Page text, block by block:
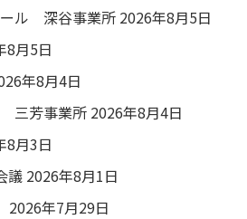
ル 深谷事業所 2026年8月5日
8月5日
年8月4日
三芳事業所 2026年8月4日
8月3日
議 2026年8月1日
2026年7月29日